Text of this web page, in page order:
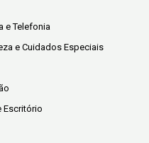
e Telefonia
e Cuidados Especiais
Escritório